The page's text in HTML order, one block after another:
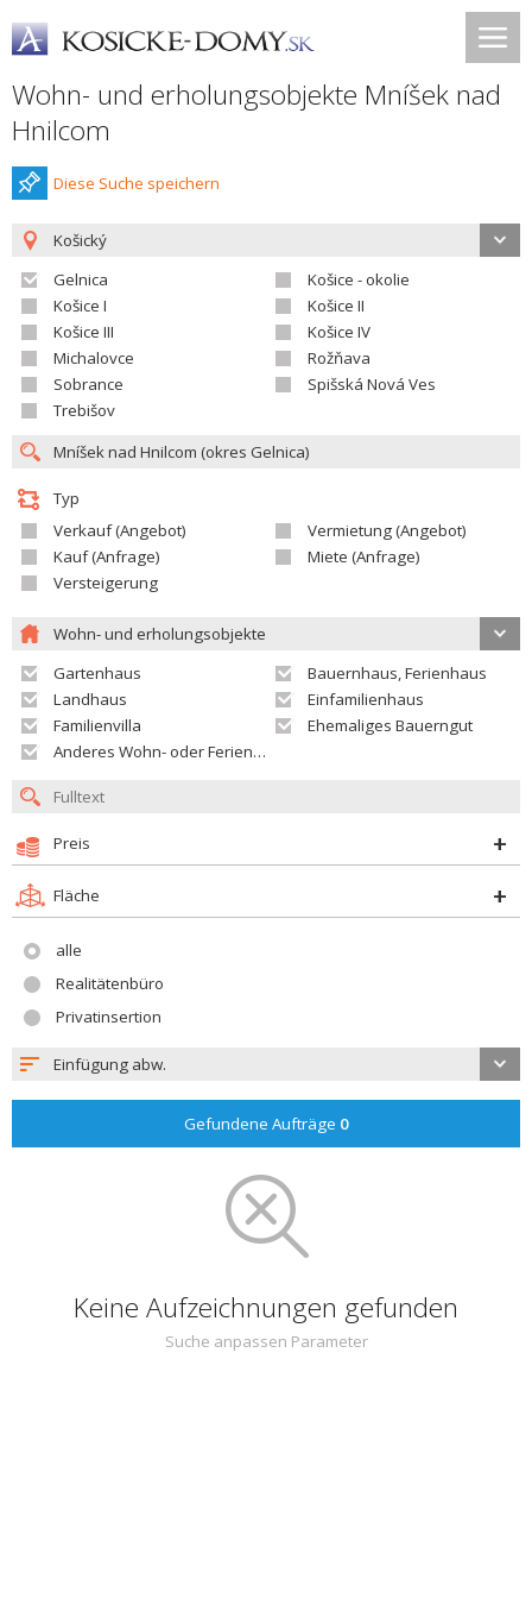
Wohn- und erholungsobjekte Mníšek nad
Hnilcom
Diese Suche speichern
Košický
Gelnica
Košice - okolie
Košice I
Košice II
Košice III
Košice IV
Michalovce
Rožňava
Sobrance
Spišská Nová Ves
Trebišov
Typ
Verkauf (Angebot)
Vermietung (Angebot)
Kauf (Anfrage)
Miete (Anfrage)
Versteigerung
Wohn- und erholungsobjekte
Gartenhaus
Bauernhaus, Ferienhaus
Landhaus
Einfamilienhaus
Familienvilla
Ehemaliges Bauerngut
Anderes Wohn- oder Ferienobjekt
Preis
Fläche
alle
Realitätenbüro
Privatinsertion
Einfügung abw.
Gefundene Aufträge 0
Keine Aufzeichnungen gefunden
Suche anpassen Parameter